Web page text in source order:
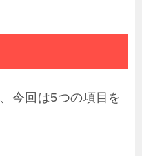
今回は5つの項目を